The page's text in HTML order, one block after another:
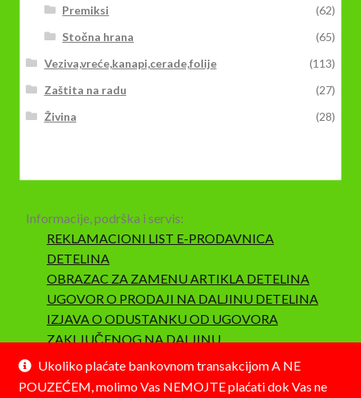
Ukoliko plaćate bankovnom transakcijom A NE
POUZEĆEM, molimo Vas NEMOJTE plaćati dok Vas ne
Premiksi
(62)
Stočna hrana
(65)
Veziva,vreće,kanapi,cerade,folije
(113)
Zaštita na radu
(27)
Živina
(28)
Informacije, podrška i servis:
REKLAMACIONI LIST E-PRODAVNICA
DETELINA
OBRAZAC ZA ZAMENU ARTIKLA DETELINA
UGOVOR O PRODAJI NA DALJINU DETELINA
IZJAVA O ODUSTANKU OD UGOVORA
ZAKLJUČENOG NA DALJINU
SAOBRAZNOST I REKLAMACIJA